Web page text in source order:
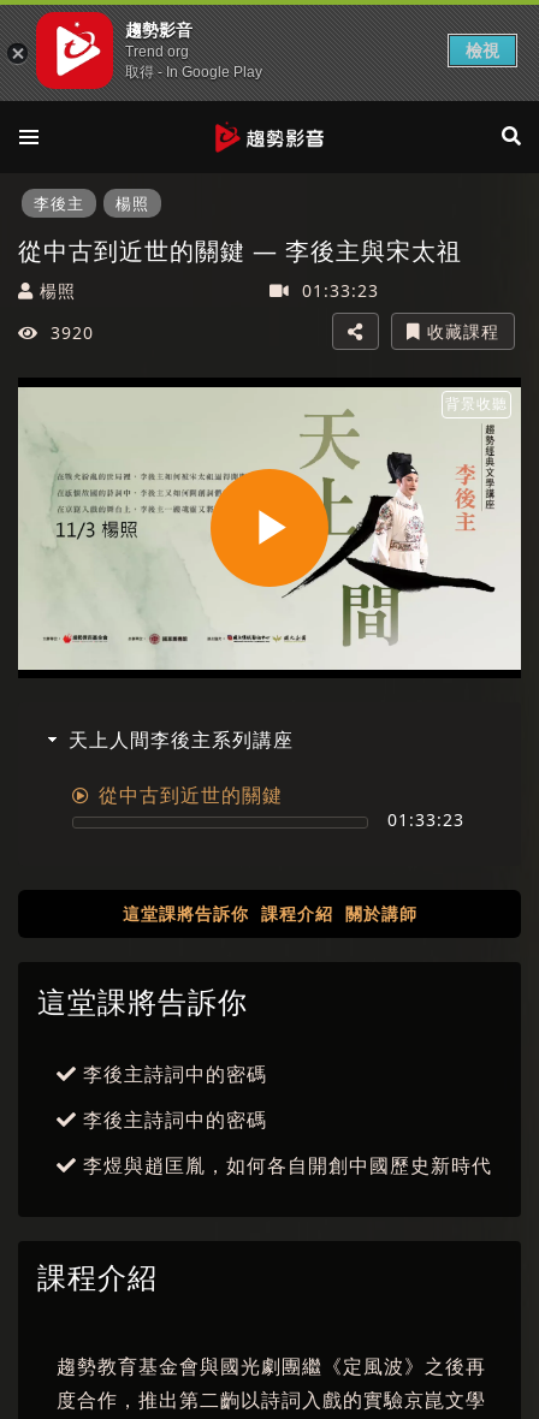
李後主 楊照
從中古到近世的關鍵 — 李後主與宋太祖
楊照
01:33:23
3920
收藏課程
背景收聽
Play
天上人間李後主系列講座
從中古到近世的關鍵
01:33:23
這堂課將告訴你 課程介紹 關於講師
這堂課將告訴你
李後主詩詞中的密碼
李後主詩詞中的密碼
李煜與趙匡胤，如何各自開創中國歷史新時代
課程介紹
趨勢教育基金會與國光劇團繼《定風波》之後再
度合作，推出第二齣以詩詞入戲的實驗京崑文學
趨勢影音
Trend org
取得 - In Google Play
檢視